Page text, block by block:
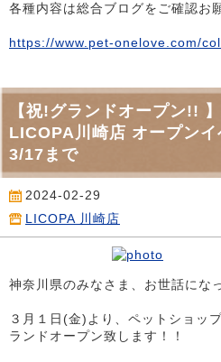
各種内容は総合ブログをご確認お
https://www.pet-onelove.com/
【祝!グランドオープン!!
LICOPA川崎店 オープン
3/17まで
2024-02-29
LICOPA 川崎店
神奈川県のみなさま、お世話にな
３月１日(金)より、ペットショッ
ランドオープン致します！！